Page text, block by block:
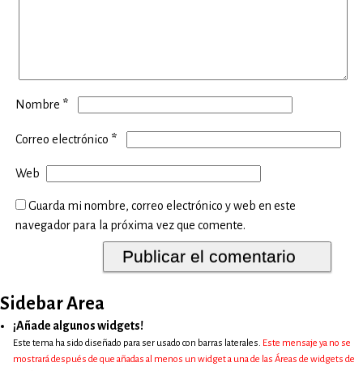
Nombre *
Correo electrónico *
Web
Guarda mi nombre, correo electrónico y web en este
navegador para la próxima vez que comente.
Sidebar Area
¡Añade algunos widgets!
Este tema ha sido diseñado para ser usado con barras laterales. Este mensaje ya no se
mostrará después de que añadas al menos un widget a una de las Áreas de widgets de